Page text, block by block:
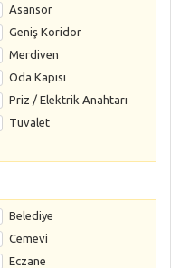
Asansör
Geniş Koridor
Merdiven
Oda Kapısı
Priz / Elektrik Anahtarı
Tuvalet
Belediye
Cemevi
Eczane